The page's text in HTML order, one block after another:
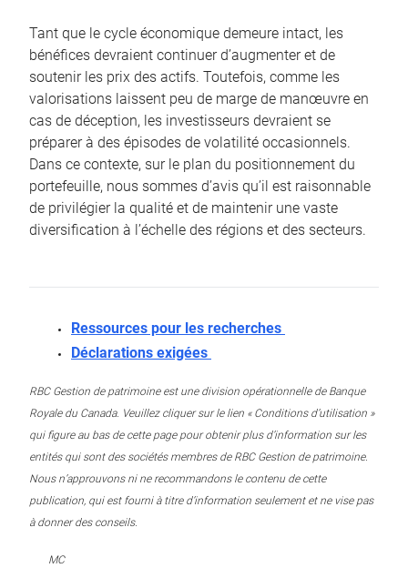
Tant que le cycle économique demeure intact, les
bénéfices devraient continuer d’augmenter et de
soutenir les prix des actifs. Toutefois, comme les
valorisations laissent peu de marge de manœuvre en
cas de déception, les investisseurs devraient se
préparer à des épisodes de volatilité occasionnels.
Dans ce contexte, sur le plan du positionnement du
portefeuille, nous sommes d’avis qu’il est raisonnable
de privilégier la qualité et de maintenir une vaste
diversification à l’échelle des régions et des secteurs.
Ressources pour les recherches
Déclarations exigées
RBC Gestion de patrimoine est une division opérationnelle de Banque
Royale du Canada. Veuillez cliquer sur le lien « Conditions d’utilisation »
qui figure au bas de cette page pour obtenir plus d’information sur les
entités qui sont des sociétés membres de RBC Gestion de patrimoine.
Nous n’approuvons ni ne recommandons le contenu de cette
publication, qui est fourni à titre d’information seulement et ne vise pas
à donner des conseils.
MC